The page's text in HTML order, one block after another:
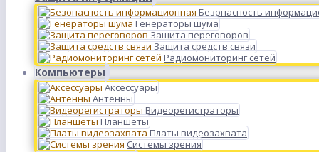
Безопасность
Генераторы шума
Защита переговоров
Защита средств связи
Радиомониторинг сетей
Компьютеры
Аксессуары
Антенны
Видеорегистраторы
Планшеты
Платы видеозахвата
Системы зрения